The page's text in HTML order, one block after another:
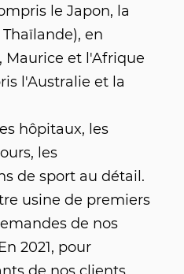
le Japon, la
en
Maurice et l'Afrique
l'Australie et la
hôpitaux, les
les
de sport au détail.
usine de premiers
de nos
2021, pour